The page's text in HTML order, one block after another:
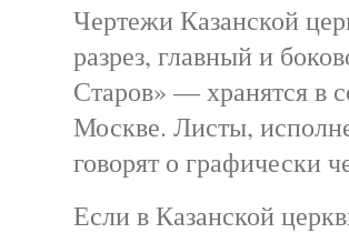
Чертежи Казанской
разрез, главный и
Старов» — хранятся в
Москве. Листы,
говорят о графически
Если в Казанской